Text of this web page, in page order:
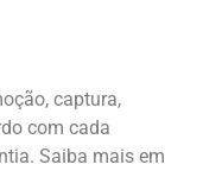
captura,
com cada
Saiba mais em